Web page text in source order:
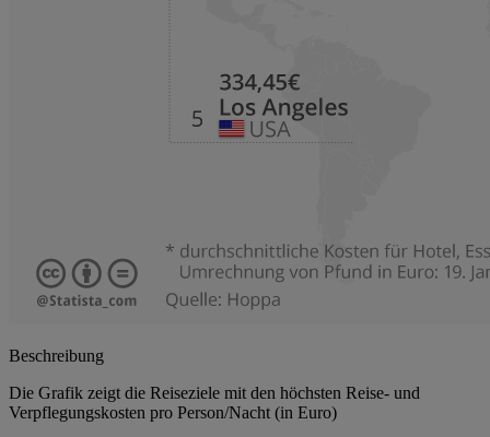
Beschreibung
Die Grafik zeigt die Reiseziele mit den höchsten Reise- und
Verpflegungskosten pro Person/Nacht (in Euro)